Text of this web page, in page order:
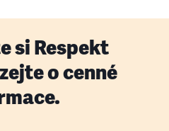
si Respekt
o cenné